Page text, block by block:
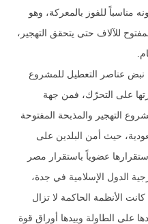
مناسباً للفوز بالمعركة، وهو
للآلاف حتى يتحقق التهجير،
نبض عناصر التعطيل للمشروع
على التحرّك، فمن جهة
التهجير والمذبحة المفتوحة
حيث أمن البلدين على
عضوياً باستقرار مصر
الدول الإسلامية في جدة،
الأنظمة الحاكمة لا تزال
على الطاولة وبيدها أوراق قوة